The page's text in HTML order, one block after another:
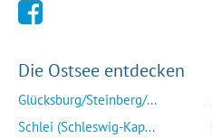
Die Ostsee entdecken
Glücksburg/Steinberg/...
Schlei (Schleswig-Kap...